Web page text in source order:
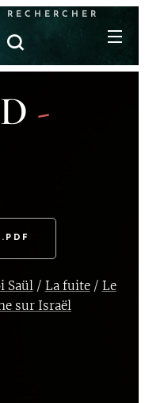
RECHERCHER
-
Saül/ La fuite/ Le
sur Israël